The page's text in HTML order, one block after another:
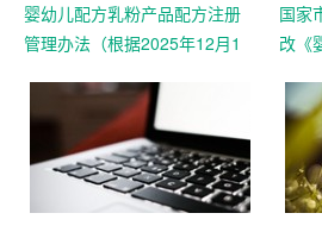
婴幼儿配方乳粉产品配方注册
管理办法（根据2025年12月1
国家
改《
令第
施行